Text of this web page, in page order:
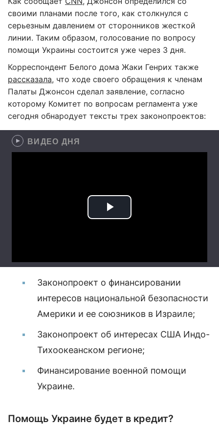
своими планами после того, как столкнулся с
серьезным давлением от сторонников жесткой
линии. Таким образом, голосование по вопросу
помощи Украины состоится уже через 3 дня.
Корреспондент Белого дома Жаки Генрих также
рассказала, что ходе своего обращения к членам
Палаты Джонсон сделал заявление, согласно
которому Комитет по вопросам регламента уже
сегодня обнародует тексты трех законопроектов:
ВИДЕО ДНЯ
Законопроект о финансировании
интересов национальной безопасности
Америки и ее союзников в Израиле;
Законопроект об интересах США Индо-
Тихоокеанском регионе;
Финансирование военной помощи
Украине.
Помощь Украине будет в кредит?